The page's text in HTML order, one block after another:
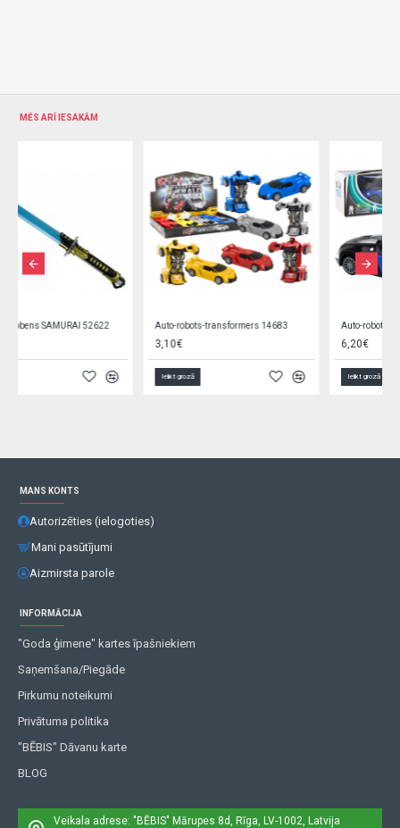
MĒS ARĪ IESAKĀM
Auto-robots-transformers 14683 Auto-robots-transformers 77955
MANS KONTS
Autorizēties (ielogoties)
Mani pasūtījumi
Aizmirsta parole
INFORMĀCIJA
"Goda ģimene" kartes īpašniekiem
Saņemšana/Piegāde
Pirkumu noteikumi
Privātuma politika
"BĒBIS" Dāvanu karte
BLOG
Veikala adrese: "BĒBIS" Mārupes 8d, Rīga, LV-1002, Latvija